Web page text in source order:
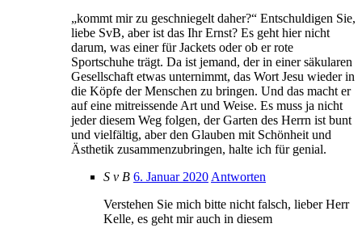
„kommt mir zu geschniegelt daher?“ Entschuldigen Sie,
liebe SvB, aber ist das Ihr Ernst? Es geht hier nicht
darum, was einer für Jackets oder ob er rote
Sportschuhe trägt. Da ist jemand, der in einer säkularen
Gesellschaft etwas unternimmt, das Wort Jesu wieder in
die Köpfe der Menschen zu bringen. Und das macht er
auf eine mitreissende Art und Weise. Es muss ja nicht
jeder diesem Weg folgen, der Garten des Herrn ist bunt
und vielfältig, aber den Glauben mit Schönheit und
Ästhetik zusammenzubringen, halte ich für genial.
S v B 6. Januar 2020 Antworten
Verstehen Sie mich bitte nicht falsch, lieber Herr
Kelle, es geht mir auch in diesem